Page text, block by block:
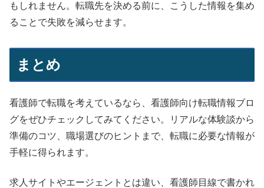
もしれません。転職先を決める前に、こうした情報を集め
ることで失敗を減らせます。
まとめ
看護師で転職を考えているなら、看護師向け転職情報ブロ
グをぜひチェックしてみてください。リアルな体験談から
準備のコツ、職場選びのヒントまで、転職に必要な情報が
手軽に得られます。
求人サイトやエージェントとは違い、看護師目線で書かれ